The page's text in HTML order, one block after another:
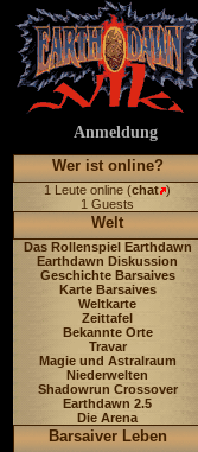
Anmeldung
Wer ist online?
1 Leute online (chat )
1 Guests
Welt
Das Rollenspiel Earthdawn
Earthdawn Diskussion
Geschichte Barsaives
Karte Barsaives
Weltkarte
Zeittafel
Bekannte Orte
Travar
Magie und Astralraum
Niederwelten
Shadowrun Crossover
Earthdawn 2.5
Die Arena
Barsaiver Leben